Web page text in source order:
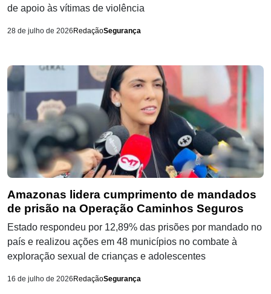
de apoio às vítimas de violência
28 de julho de 2026 RedaçãoSegurança
Amazonas lidera cumprimento de mandados
de prisão na Operação Caminhos Seguros
Estado respondeu por 12,89% das prisões por mandado no
país e realizou ações em 48 municípios no combate à
exploração sexual de crianças e adolescentes
16 de julho de 2026 RedaçãoSegurança